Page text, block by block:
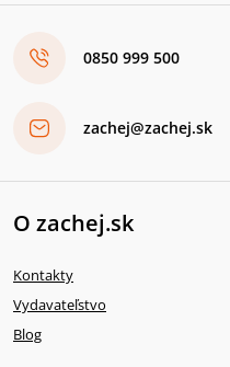
0850 999 500
zachej@zachej.sk
O zachej.sk
Kontakty
Vydavateľstvo
Blog